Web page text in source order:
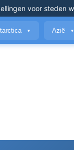
voor steden
▼ Azië ▼